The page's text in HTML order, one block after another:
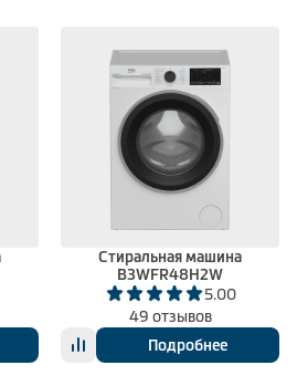
Стиральная машина
B3WFR48H2W
5.00
49 отзывов
Подробнее